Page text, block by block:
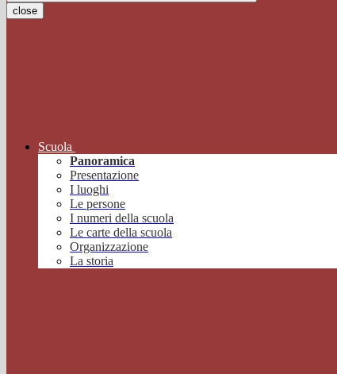
close
Scuola
Panoramica
Presentazione
I luoghi
Le persone
I numeri della scuola
Le carte della scuola
Organizzazione
La storia